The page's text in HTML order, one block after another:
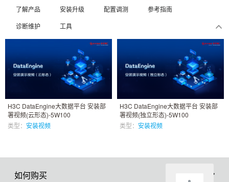
了解产品
安装升级 配置调测
参考指南
诊断维护
工具
H3C DataEngine大数据平台 安装部
署视频(云形态)-5W100
类型： 安装视频
H3C DataEngine大数据平台 安装部
署视频(独立形态)-5W100
类型： 安装视频
如何购买